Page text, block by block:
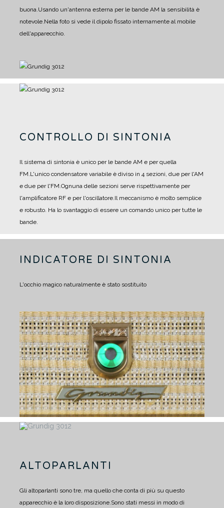
buona. Usando un'antenna esterna per le bande AM la sensibilità è
notevole. Nella foto si vede il dipolo fissato internamente al mobile
dell'apparecchio.
CONTROLLO DI SINTONIA
Il sistema di sintonia è unico per le bande AM e per quella
FM. L'unico condensatore variabile è diviso in 4 sezioni, due per l'AM
e due per l'FM. Ognuna delle sezioni serve rispettivamente per
l'amplificatore RF e per l'oscillatore. Il meccanismo è molto semplice
e robusto. Ha lo svantaggio di essere un comando unico per tutte le
bande.
INDICATORE DI SINTONIA
L'occhio magico naturalmente è stato sostituito
ALTOPARLANTI
Gli altoparlanti sono tre, ma quello che conta di più su questo
apparecchio è la loro disposizione.Sono stati messi in modo di